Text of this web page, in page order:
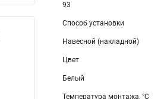
93
Способ установки
Навесной (накладной)
Цвет
Белый
Температура монтажа, °С